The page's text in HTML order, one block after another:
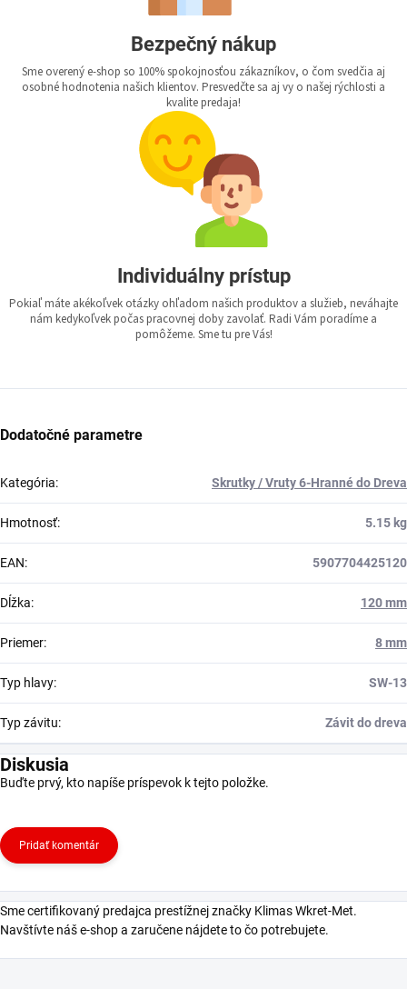
Bezpečný nákup
Sme overený e-shop so 100% spokojnosťou zákazníkov, o čom svedčia aj
osobné hodnotenia našich klientov. Presvedčte sa aj vy o našej rýchlosti a
kvalite predaja!
Individuálny prístup
Pokiaľ máte akékoľvek otázky ohľadom našich produktov a služieb, neváhajte
nám kedykoľvek počas pracovnej doby zavolať. Radi Vám poradíme a
pomôžeme. Sme tu pre Vás!
Dodatočné parametre
Kategória: Skrutky / Vruty 6-Hranné do Dreva
Hmotnosť: 5.15 kg
EAN: 5907704425120
Dĺžka: 120 mm
Priemer: 8 mm
Typ hlavy: SW-13
Typ závitu: Závit do dreva
Diskusia
Buďte prvý, kto napíše príspevok k tejto položke.
Pridať komentár
Sme certifikovaný predajca prestížnej značky Klimas Wkret-Met.
Navštívte náš e-shop a zaručene nájdete to čo potrebujete.